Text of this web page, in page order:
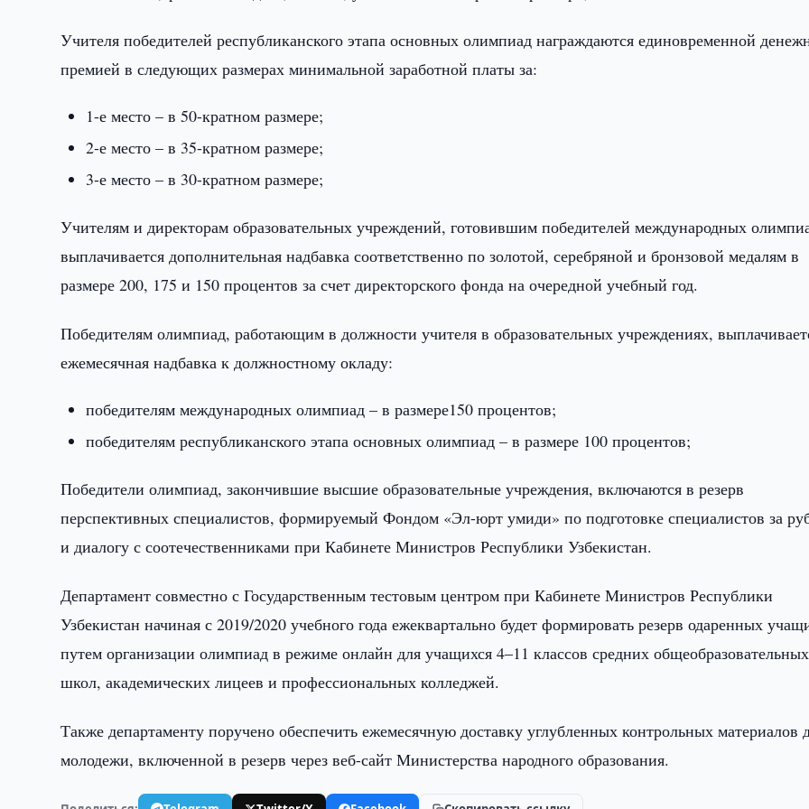
Учителя победителей республиканского этапа основных олимпиад награждаются единовременной
премией в следующих размерах минимальной заработной платы за:
1-е место – в 50-кратном размере;
2-е место – в 35-кратном размере;
3-е место – в 30-кратном размере;
Учителям и директорам образовательных учреждений, готовившим победителей международных
выплачивается дополнительная надбавка соответственно по золотой, серебряной и бронзовой медалям в
размере 200, 175 и 150 процентов за счет директорского фонда на очередной учебный год.
Победителям олимпиад, работающим в должности учителя в образовательных учреждениях,
ежемесячная надбавка к должностному окладу:
победителям международных олимпиад – в размере150 процентов;
победителям республиканского этапа основных олимпиад – в размере 100 процентов;
Победители олимпиад, закончившие высшие образовательные учреждения, включаются в резерв
перспективных специалистов, формируемый Фондом «Эл-юрт умиди» по подготовке специалистов за
и диалогу с соотечественниками при Кабинете Министров Республики Узбекистан.
Департамент совместно с Государственным тестовым центром при Кабинете Министров Республики
Узбекистан начиная с 2019/2020 учебного года ежеквартально будет формировать резерв одаренных
путем организации олимпиад в режиме онлайн для учащихся 4–11 классов средних общеобразовательных
школ, академических лицеев и профессиональных колледжей.
Также департаменту поручено обеспечить ежемесячную доставку углубленных контрольных материалов
молодежи, включенной в резерв через веб-сайт Министерства народного образования.